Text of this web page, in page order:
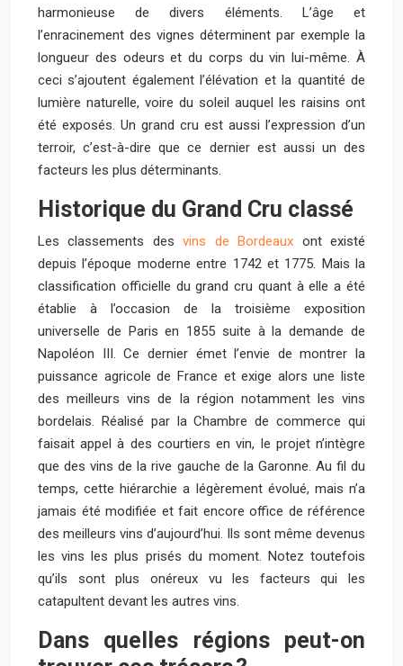
harmonieuse de divers éléments. L’âge et
l’enracinement des vignes déterminent par exemple la
longueur des odeurs et du corps du vin lui-même. À
ceci s’ajoutent également l’élévation et la quantité de
lumière naturelle, voire du soleil auquel les raisins ont
été exposés. Un grand cru est aussi l’expression d’un
terroir, c’est-à-dire que ce dernier est aussi un des
facteurs les plus déterminants.
Historique du Grand Cru classé
Les classements desvins de Bordeaux ont existé
depuis l’époque moderne entre 1742 et 1775. Mais la
classification officielle du grand cru quant à elle a été
établie à l’occasion de la troisième exposition
universelle de Paris en 1855 suite à la demande de
Napoléon III. Ce dernier émet l’envie de montrer la
puissance agricole de France et exige alors une liste
des meilleurs vins de la région notamment les vins
bordelais. Réalisé par la Chambre de commerce qui
faisait appel à des courtiers en vin, le projet n’intègre
que des vins de la rive gauche de la Garonne. Au fil du
temps, cette hiérarchie a légèrement évolué, mais n’a
jamais été modifiée et fait encore office de référence
des meilleurs vins d’aujourd’hui. Ils sont même devenus
les vins les plus prisés du moment. Notez toutefois
qu’ils sont plus onéreux vu les facteurs qui les
catapultent devant les autres vins.
Dans quelles régions peut-on